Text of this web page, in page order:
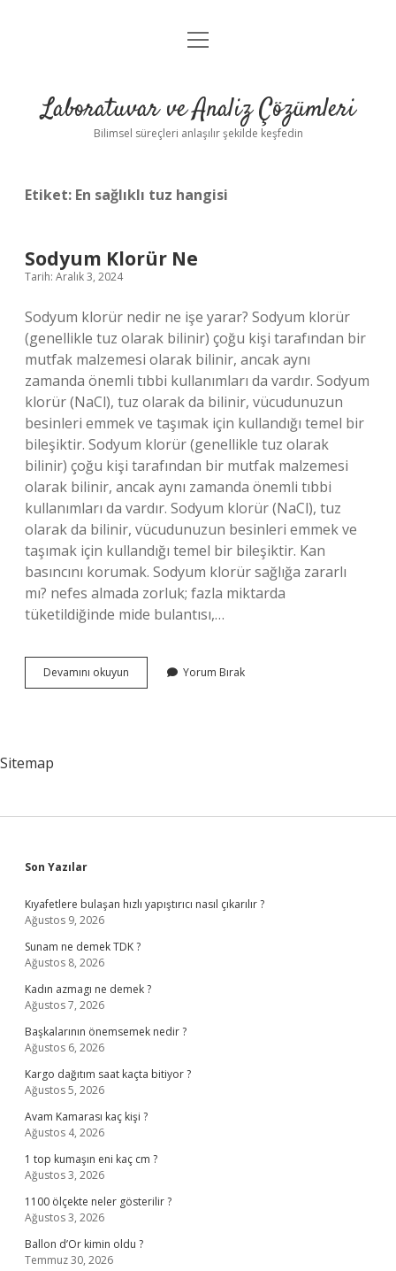
Anasayfa
Yasal Uyarı
menüyü
Laboratuvar ve Analiz Çözümleri
Bilimsel süreçleri anlaşılır şekilde keşfedin
Etiket: En sağlıklı tuz hangisi
Sodyum Klorür Ne
Tarih: Aralık 3, 2024
Sodyum klorür nedir ne işe yarar? Sodyum klorür
(genellikle tuz olarak bilinir) çoğu kişi tarafından bir
mutfak malzemesi olarak bilinir, ancak aynı
zamanda önemli tıbbi kullanımları da vardır. Sodyum
klorür (NaCl), tuz olarak da bilinir, vücudunuzun
besinleri emmek ve taşımak için kullandığı temel bir
bileşiktir. Sodyum klorür (genellikle tuz olarak
bilinir) çoğu kişi tarafından bir mutfak malzemesi
olarak bilinir, ancak aynı zamanda önemli tıbbi
kullanımları da vardır. Sodyum klorür (NaCl), tuz
olarak da bilinir, vücudunuzun besinleri emmek ve
taşımak için kullandığı temel bir bileşiktir. Kan
basıncını korumak. Sodyum klorür sağlığa zararlı
mı? nefes almada zorluk; fazla miktarda
tüketildiğinde mide bulantısı,…
Devamını okuyun Sodyum
Klorür
Yorum Bırak
Sitemap
Sidebar
Son Yazılar
Kıyafetlere bulaşan hızlı yapıştırıcı nasıl çıkarılır ?
Ağustos 9, 2026
Sunam ne demek TDK ?
Ağustos 8, 2026
Kadın azmagı ne demek ?
Ağustos 7, 2026
Başkalarının önemsemek nedir ?
Ağustos 6, 2026
Kargo dağıtım saat kaçta bitiyor ?
Ağustos 5, 2026
Avam Kamarası kaç kişi ?
Ağustos 4, 2026
1 top kumaşın eni kaç cm ?
Ağustos 3, 2026
1100 ölçekte neler gösterilir ?
Ağustos 3, 2026
Ballon d’Or kimin oldu ?
Temmuz 30, 2026